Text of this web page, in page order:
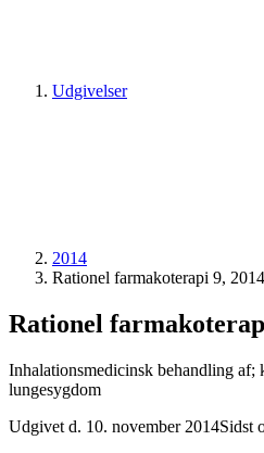
Udgivelser
2014
Rationel farmakoterapi 9, 2014
Rationel
Inhalationsmedicinsk behandling af;
lungesygdom
Udgivet d. 10. november 2014Sidst